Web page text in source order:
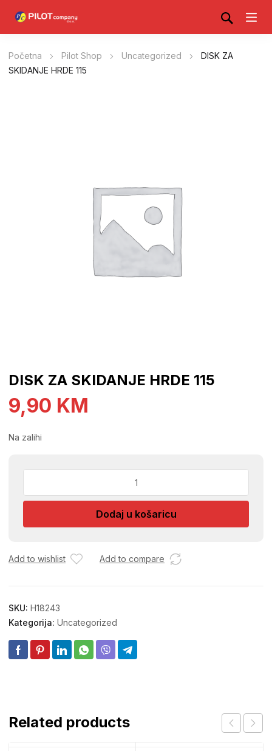
Početna Pilot Shop Uncategorized
DISK ZA
SKIDANJE HRDE 115
DISK ZA SKIDANJE HRDE 115
9,90 KM
Na zalihi
SKIDANJE
115
Dodaj u košaricu
Add to wishlist Add to compare
SKU: H18243
Kategorija: Uncategorized
Related products